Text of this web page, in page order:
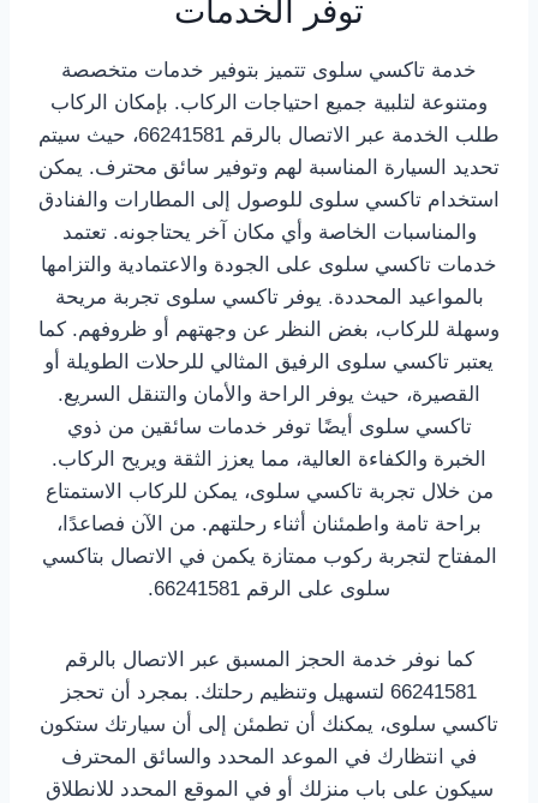
توفر الخدمات
خدمة تاكسي سلوى تتميز بتوفير خدمات متخصصة
ومتنوعة لتلبية جميع احتياجات الركاب. بإمكان الركاب
طلب الخدمة عبر الاتصال بالرقم 66241581، حيث سيتم
تحديد السيارة المناسبة لهم وتوفير سائق محترف. يمكن
استخدام تاكسي سلوى للوصول إلى المطارات والفنادق
والمناسبات الخاصة وأي مكان آخر يحتاجونه. تعتمد
خدمات تاكسي سلوى على الجودة والاعتمادية والتزامها
بالمواعيد المحددة. يوفر تاكسي سلوى تجربة مريحة
وسهلة للركاب، بغض النظر عن وجهتهم أو ظروفهم. كما
يعتبر تاكسي سلوى الرفيق المثالي للرحلات الطويلة أو
القصيرة، حيث يوفر الراحة والأمان والتنقل السريع.
تاكسي سلوى أيضًا توفر خدمات سائقين من ذوي
الخبرة والكفاءة العالية، مما يعزز الثقة ويريح الركاب.
من خلال تجربة تاكسي سلوى، يمكن للركاب الاستمتاع
براحة تامة واطمئنان أثناء رحلتهم. من الآن فصاعدًا،
المفتاح لتجربة ركوب ممتازة يكمن في الاتصال بتاكسي
سلوى على الرقم 66241581.
كما نوفر خدمة الحجز المسبق عبر الاتصال بالرقم
66241581 لتسهيل وتنظيم رحلتك. بمجرد أن تحجز
تاكسي سلوى، يمكنك أن تطمئن إلى أن سيارتك ستكون
في انتظارك في الموعد المحدد والسائق المحترف
سيكون على باب منزلك أو في الموقع المحدد للانطلاق